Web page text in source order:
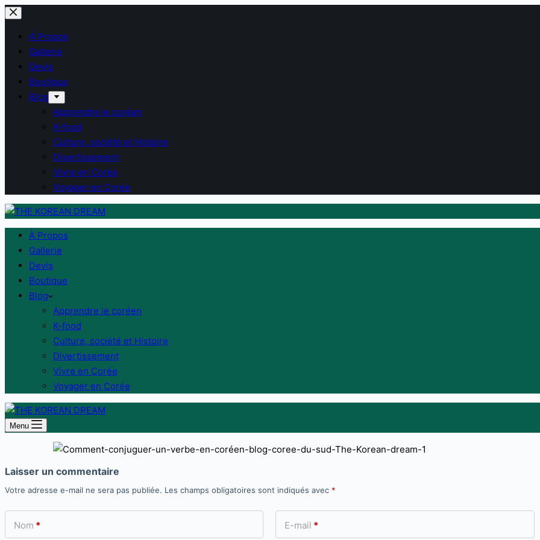
Passer
contenuÀ Propos
Gallerie
Devis
Boutique
Blog
Apprendre le coréen
K-food
Culture, société et Histoire
Divertissement
Vivre en Corée
Voyager en Corée
À Propos
Gallerie
Devis
Boutique
Blog
Apprendre le coréen
K-food
Culture, société et Histoire
Divertissement
Vivre en Corée
Voyager en Corée
Menu
Laisser un commentaire
Votre adresse e-mail ne sera pas publiée. Les champs obligatoires sont indiqués avec *
Nom * E-mail *